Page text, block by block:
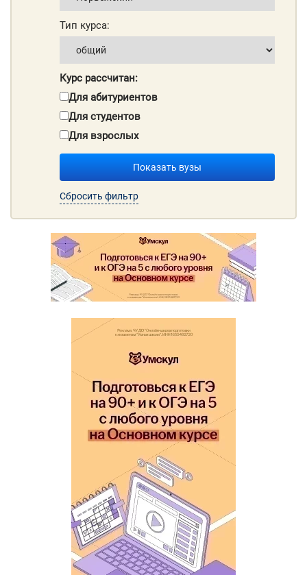
Тип курса:
Курс рассчитан:
Для абитуриентов
Для студентов
Для взрослых
Показать вузы
Сбросить фильтр